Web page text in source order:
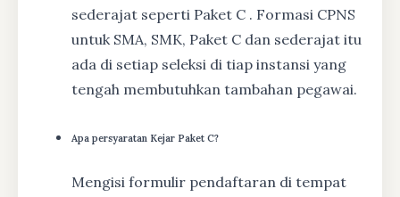
sederajat seperti Paket C . Formasi CPNS
untuk SMA, SMK, Paket C dan sederajat itu
ada di setiap seleksi di tiap instansi yang
tengah membutuhkan tambahan pegawai.
Apa persyaratan Kejar Paket C?
Mengisi formulir pendaftaran di tempat